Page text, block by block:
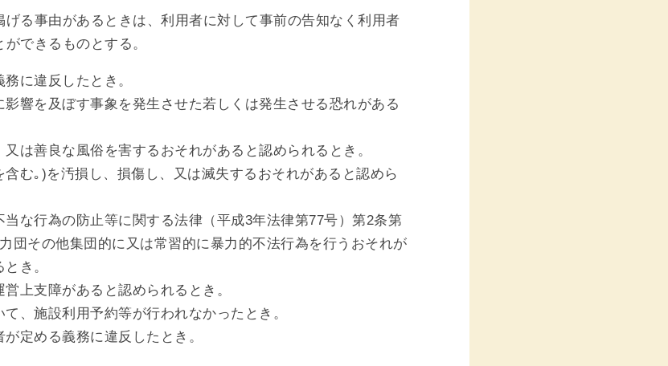
げる事由があるときは、利用者に対して事前の告知なく利用者
できるものとする。
に違反したとき。
影響を及ぼす事象を発生させた若しくは発生させる恐れがある
は善良な風俗を害するおそれがあると認められるとき。
含む｡)を汚損し、損傷し、又は滅失するおそれがあると認めら
当な行為の防止等に関する法律（平成3年法律第77号）第2条第
団その他集団的に又は常習的に暴力的不法行為を行うおそれが
き。
上支障があると認められるとき。
、施設利用予約等が行われなかったとき。
定める義務に違反したとき。